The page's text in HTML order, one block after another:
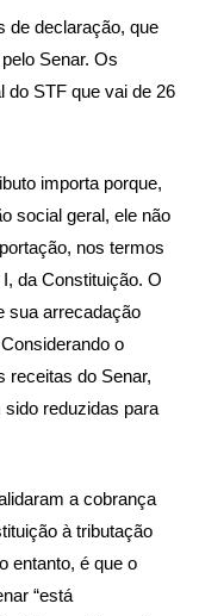
de declaração, que
Senar. Os
do STF que vai de 26
importa porque,
social geral, ele não
nos termos
da Constituição. O
sua arrecadação
o
receitas do Senar,
reduzidas para
a cobrança
à tributação
entanto, é que o
“está